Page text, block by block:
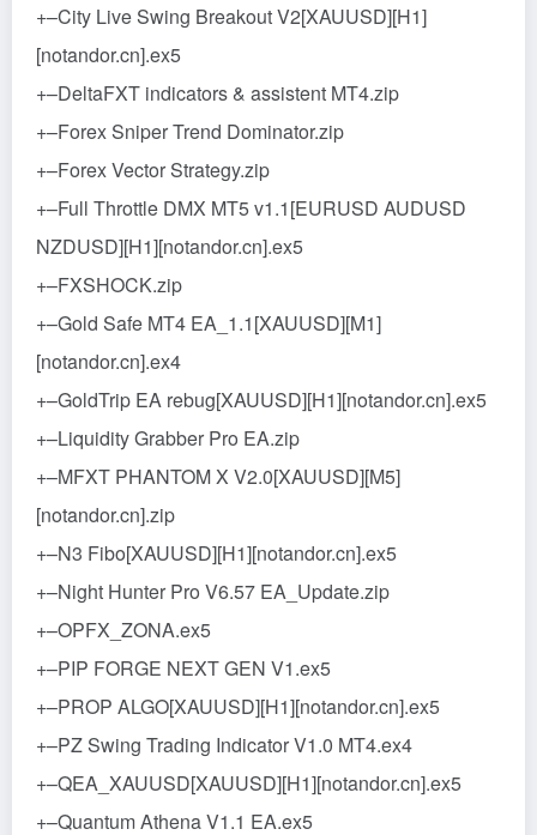
+–City Live Swing Breakout V2[XAUUSD][H1]
[notandor.cn].ex5
+–DeltaFXT indicators & assistent MT4.zip
+–Forex Sniper Trend Dominator.zip
+–Forex Vector Strategy.zip
+–Full Throttle DMX MT5 v1.1[EURUSD AUDUSD
NZDUSD][H1][notandor.cn].ex5
+–FXSHOCK.zip
+–Gold Safe MT4 EA_1.1[XAUUSD][M1]
[notandor.cn].ex4
+–GoldTrip EA rebug[XAUUSD][H1][notandor.cn].ex5
+–Liquidity Grabber Pro EA.zip
+–MFXT PHANTOM X V2.0[XAUUSD][M5]
[notandor.cn].zip
+–N3 Fibo[XAUUSD][H1][notandor.cn].ex5
+–Night Hunter Pro V6.57 EA_Update.zip
+–OPFX_ZONA.ex5
+–PIP FORGE NEXT GEN V1.ex5
+–PROP ALGO[XAUUSD][H1][notandor.cn].ex5
+–PZ Swing Trading Indicator V1.0 MT4.ex4
+–QEA_XAUUSD[XAUUSD][H1][notandor.cn].ex5
+–Quantum Athena V1.1 EA.ex5